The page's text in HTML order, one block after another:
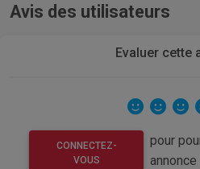
Avis des utilisateurs
Evaluer cette
CONNECTEZ-
VOUS
pour
annonce